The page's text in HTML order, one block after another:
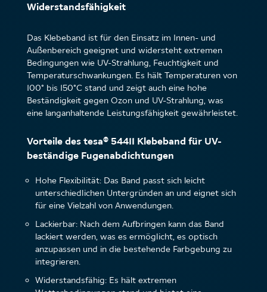
Widerstandsfähigkeit
Das Klebeband ist für den Einsatz im Innen- und
Außenbereich geeignet und widersteht extremen
Bedingungen wie UV-Strahlung, Feuchtigkeit und
Temperaturschwankungen. Es hält Temperaturen von
100° bis 150°C stand und zeigt auch eine hohe
Beständigkeit gegen Ozon und UV-Strahlung, was
eine langanhaltende Leistungsfähigkeit gewährleistet.
Vorteile des tesa® 54411 Klebeband für UV-
beständige Fugenabdichtungen
Hohe Flexibilität: Das Band passt sich leicht
unterschiedlichen Untergründen an und eignet sich
für eine Vielzahl von Anwendungen.
Lackierbar: Nach dem Aufbringen kann das Band
lackiert werden, was es ermöglicht, es optisch
anzupassen und in die bestehende Farbgebung zu
integrieren.
Widerstandsfähig: Es hält extremen